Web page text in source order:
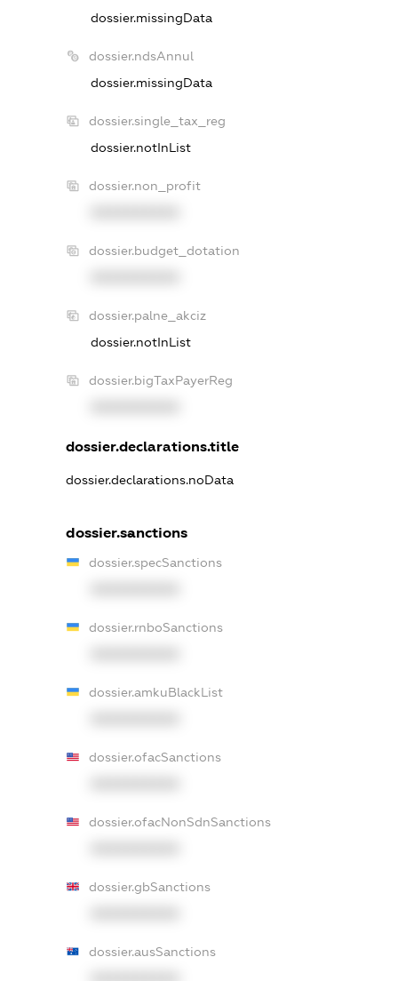
dossier.missingData
dossier.ndsAnnul
dossier.missingData
dossier.single_tax_reg
dossier.notInList
dossier.non_profit
dossier.budget_dotation
dossier.palne_akciz
dossier.notInList
dossier.bigTaxPayerReg
dossier.declarations.title
dossier.declarations.noData
dossier.sanctions
dossier.specSanctions
dossier.rnboSanctions
dossier.amkuBlackList
dossier.ofacSanctions
dossier.ofacNonSdnSanctions
dossier.gbSanctions
dossier.ausSanctions